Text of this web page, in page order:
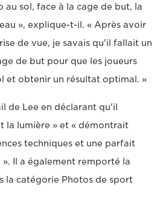
sol, face à la cage de but, la
», explique-t-il. « Après avoir
de vue, je savais qu'il fallait un
de but pour que les joueurs
et obtenir un résultat optimal. »
de Lee en déclarant qu'il
la lumière » et « démontrait
techniques et une parfait
Il a également remporté la
la catégorie Photos de sport